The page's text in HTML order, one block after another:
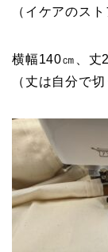
（イケアのス
横幅140㎝、丈
（丈は自分で切